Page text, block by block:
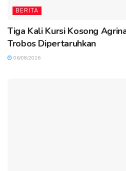
BERITA
Tiga Kali Kursi Kosong
Trobos Dipertaruhkan
06/08/2026